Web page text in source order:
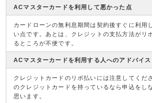
ACマスターカードを利用して悪かった点
カードローンの無利息期間は契約後すぐに利用
い点です。あとは、クレジットの支払方法がリ
るところが不便です。
ACマスターカードを利用する人へのアドバイス
クレジットカードのリボ払いには注意してくだ
のクレジットカードを持っているなら申込をし
思います。